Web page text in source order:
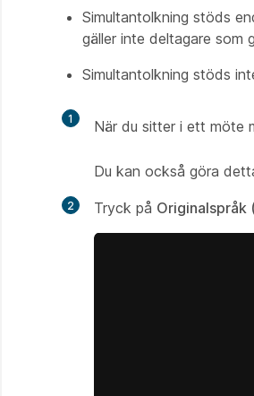
Simultantolkning stöds
gäller inte deltagare som
Simultantolkning stöds
1 När du sitter i ett möte
Du kan också göra
2 Tryck på Originalspråk